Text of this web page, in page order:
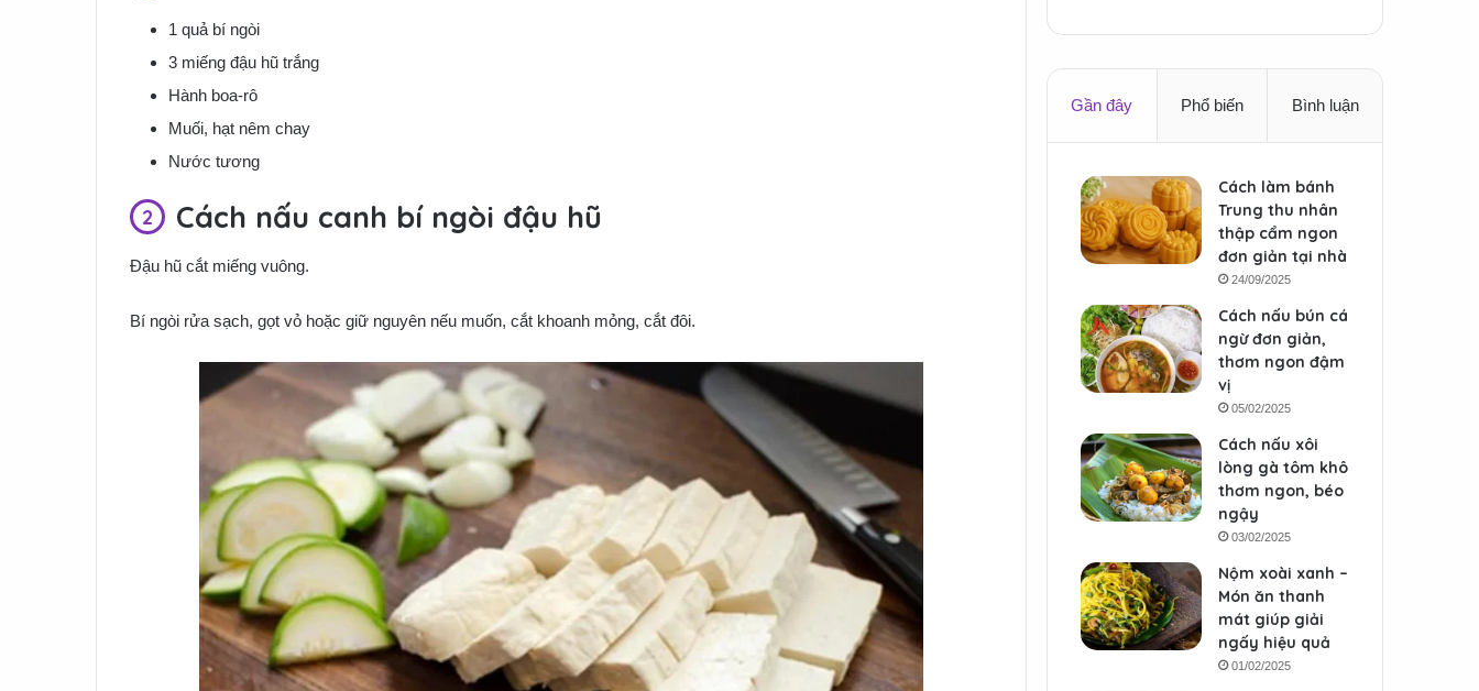
1 quả bí ngòi
3 miếng đậu hũ trắng
Hành boa-rô
Muối, hạt nêm chay
Nước tương
Cách nấu canh bí ngòi đậu hũ
Đậu hũ cắt miếng vuông.
Bí ngòi rửa sạch, gọt vỏ hoặc giữ nguyên nếu muốn, cắt khoanh mỏng, cắt đôi.
Gần đây Phổ biến Bình luận
Cách làm bánh
Trung thu nhân
thập cẩm ngon
đơn giản tại nhà
24/09/2025
Cách nấu bún cá
ngừ đơn giản,
thơm ngon đậm
vị
05/02/2025
Cách nấu xôi
lòng gà tôm khô
thơm ngon, béo
ngậy
03/02/2025
Nộm xoài xanh –
Món ăn thanh
mát giúp giải
ngấy hiệu quả
01/02/2025